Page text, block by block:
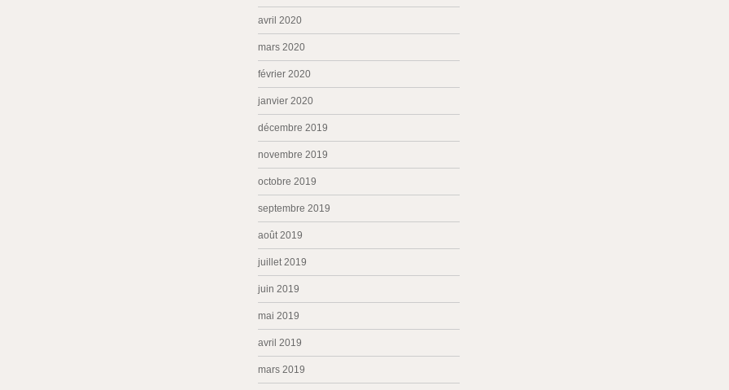
avril 2020
mars 2020
février 2020
janvier 2020
décembre 2019
novembre 2019
octobre 2019
septembre 2019
août 2019
juillet 2019
juin 2019
mai 2019
avril 2019
mars 2019